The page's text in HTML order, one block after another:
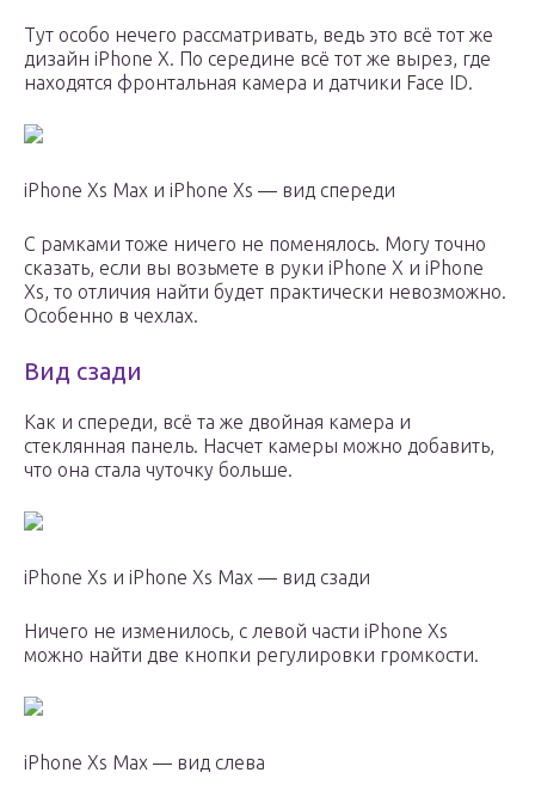
Тут особо нечего рассматривать, ведь это всё тот же
дизайн iPhone X. По середине всё тот же вырез, где
находятся фронтальная камера и датчики Face ID.
iPhone Xs Max и iPhone Xs — вид спереди
С рамками тоже ничего не поменялось. Могу точно
сказать, если вы возьмете в руки iPhone X и iPhone
Xs, то отличия найти будет практически невозможно.
Особенно в чехлах.
Вид сзади
Как и спереди, всё та же двойная камера и
стеклянная панель. Насчет камеры можно добавить,
что она стала чуточку больше.
iPhone Xs и iPhone Xs Max — вид сзади
Ничего не изменилось, с левой части iPhone Xs
можно найти две кнопки регулировки громкости.
iPhone Xs Max — вид слева